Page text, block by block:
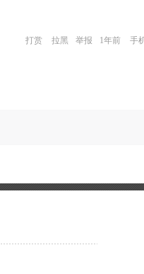
打赏 拉黑 举报 1年前 手